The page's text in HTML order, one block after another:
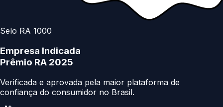
Selo RA 1000
Empresa Indicada
Prêmio RA 2025
Verificada e aprovada pela maior plataforma de
confiança do consumidor no Brasil.